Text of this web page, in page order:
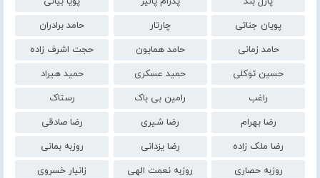
پویان جناتی
چارتار
حامد برادران
حامد زمانی
حامد همایون
حجت اشرف زاده
حسین توکلی
حمید عسکری
حمید هیراد
راغب
رامین بی باک
رستاک
رضا بهرام
رضا شیری
رضا صادقی
رضا ملک زاده
رضا یزدانی
روزبه بمانی
روزبه حصاری
روزبه نعمت الهی
زانیار خسروی